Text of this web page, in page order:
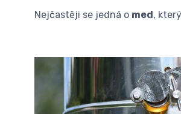
Nejčastěji se jedná o med,